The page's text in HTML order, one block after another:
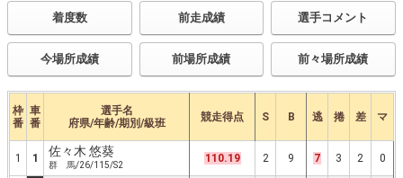
着度数 前走成績 選手コメント
今場所成績 前場所成績 前々場所成績
枠
番
車
番
選手名
府県/年齢/期別/級班
競走得点 S B 逃 捲 差 マ
1 1 佐々木 悠葵
群 馬/26/115/S2
110.19 2 9 7 3 2 0